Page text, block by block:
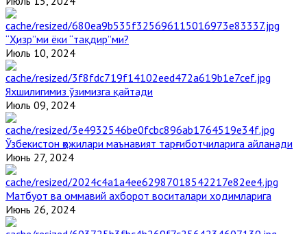
“Ҳизр”ми ёки “тақдир”ми?
Июль 10, 2024
Яхшилигимиз ўзимизга қайтади
Июль 09, 2024
Ўзбекистон ҳожилари маънавият тарғиботчиларига айланади
Июнь 27, 2024
Матбуот ва оммавий ахборот воситалари ходимларига
Июнь 26, 2024